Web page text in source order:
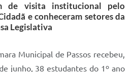
de visita institucional pelo
e conheceram setores da
Legislativa
Municipal de Passos recebeu,
junho, 38 estudantes do 1º ano